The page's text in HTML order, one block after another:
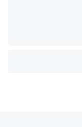
─たまにLINEするくら
コミュニケーション